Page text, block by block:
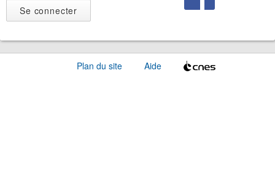
Plan du site Aide